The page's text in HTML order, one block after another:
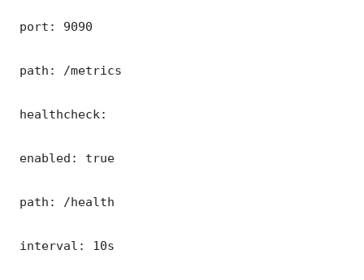
port: 9090
path: /metrics
healthcheck:
enabled: true
path: /health
interval: 10s